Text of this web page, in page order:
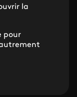
la
pour